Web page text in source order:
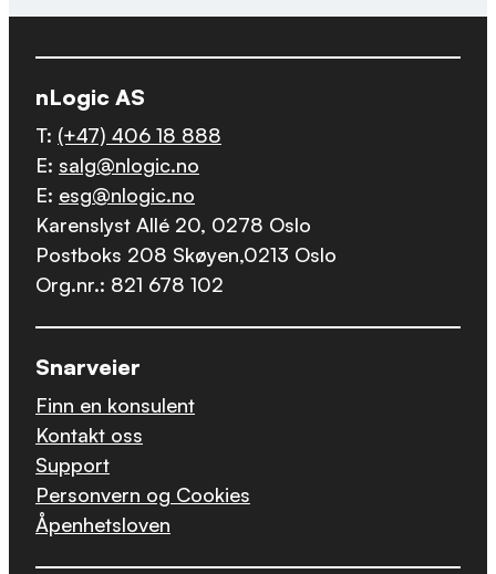
nLogic AS
T: (+47) 406 18 888
E: salg@nlogic.no
E: esg@nlogic.no
Karenslyst Allé 20, 0278 Oslo
Postboks 208 Skøyen,0213 Oslo
Org.nr.: 821 678 102
Snarveier
Finn en konsulent
Kontakt oss
Support
Personvern og Cookies
Åpenhetsloven